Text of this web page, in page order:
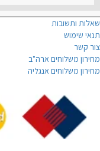
שאלות ותשובות
תנאי שימוש
צור קשר
מחירון משלוחים ארה"ב
מחירון משלוחים אנגליה